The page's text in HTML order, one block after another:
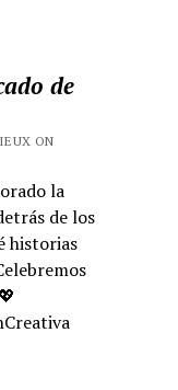
de
ON
la
de los
historias